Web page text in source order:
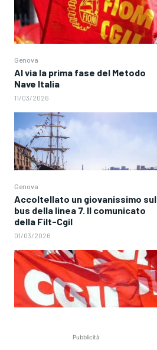
Genova
Al via la prima fase del Metodo
Nave Italia
11/03/2026
Genova
Accoltellato un giovanissimo sul
bus della linea 7. Il comunicato
della Filt-Cgil
01/03/2026
Pubblicità